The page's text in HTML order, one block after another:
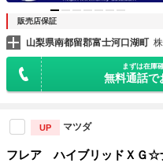
販売店保証
山梨県南都留郡富士河口湖町
まずは在庫
無料通話で
UP マツダ
フレア ハイブリッドＸＧ